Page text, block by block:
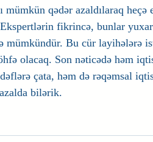
qədər azaldılaraq
fikrincə, bunlar
Bu cür layihələrə
olacaq. Son nəticədə həm
çata, həm də rəqəmsal
azalda bilərik.